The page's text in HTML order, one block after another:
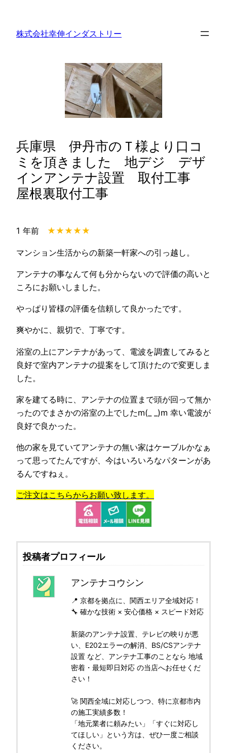
株式会社幸伸インダストリー
兵庫県 伊丹市のＴ様より口コ
ミを頂きました 地デジ デザ
インアンテナ設置 取付工事
屋根裏取付工事
1 年前 ★★★★★
マンション生活からの新築一軒家への引っ越し。
アンテナの事なんて何も分からないので評価の高いと
ころにお願いしました。
やっぱり皆様の評価を信頼して良かったです。
爽やかに、親切で、丁寧です。
浴室の上にアンテナがあって、電波を調査してみると
良好で室内アンテナの提案をして頂けたので変更しま
した。
家を建てる時に、アンテナの位置まで頭が回って無か
ったのでまさかの浴室の上でしたm(_ _)m 幸い電波が
良好で良かった。
他の家を見ていてアンテナの無い家はケーブルかなぁ
って思ってたんですが、今はいろいろなパターンがあ
るんですねぇ。
ご注文はこちらからお願い致します。
投稿者プロフィール
アンテナコウシン
📍 京都を拠点に、関西エリア全域対応！
🔧 確かな技術 × 安心価格 × スピード対応
新築のアンテナ設置、テレビの映りが悪
い、E202エラーの解消、BS/CSアンテナ
設置 など、アンテナ工事のことなら 地域
密着・最短即日対応 の当店へお任せくだ
さい！
🚀 関西全域に対応しつつ、特に京都市内
の施工実績多数！
「地元業者に頼みたい」「すぐに対応し
てほしい」という方は、ぜひ一度ご相談
ください。